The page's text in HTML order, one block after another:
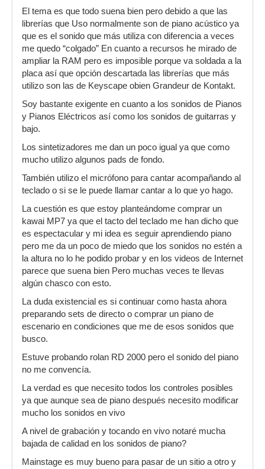
El tema es que todo suena bien pero debido a que las
librerías que Uso normalmente son de piano acústico ya
que es el sonido que más utiliza con diferencia a veces
me quedo “colgado” En cuanto a recursos he mirado de
ampliar la RAM pero es imposible porque va soldada a la
placa así que opción descartada las librerías que más
utilizo son las de Keyscape obien Grandeur de Kontakt.
Soy bastante exigente en cuanto a los sonidos de Pianos
y Pianos Eléctricos así como los sonidos de guitarras y
bajo.
Los sintetizadores me dan un poco igual ya que como
mucho utilizo algunos pads de fondo.
También utilizo el micrófono para cantar acompañando al
teclado o si se le puede llamar cantar a lo que yo hago.
La cuestión es que estoy planteándome comprar un
kawai MP7 ya que el tacto del teclado me han dicho que
es espectacular y mi idea es seguir aprendiendo piano
pero me da un poco de miedo que los sonidos no estén a
la altura no lo he podido probar y en los videos de Internet
parece que suena bien Pero muchas veces te llevas
algún chasco con esto.
La duda existencial es si continuar como hasta ahora
preparando sets de directo o comprar un piano de
escenario en condiciones que me de esos sonidos que
busco.
Estuve probando rolan RD 2000 pero el sonido del piano
no me convencía.
La verdad es que necesito todos los controles posibles
ya que aunque sea de piano después necesito modificar
mucho los sonidos en vivo
A nivel de grabación y tocando en vivo notaré mucha
bajada de calidad en los sonidos de piano?
Mainstage es muy bueno para pasar de un sitio a otro y